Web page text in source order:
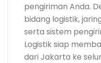
pengiriman Anda.
bidang logistik,
serta sistem
Logistik siap
dari Jakarta ke